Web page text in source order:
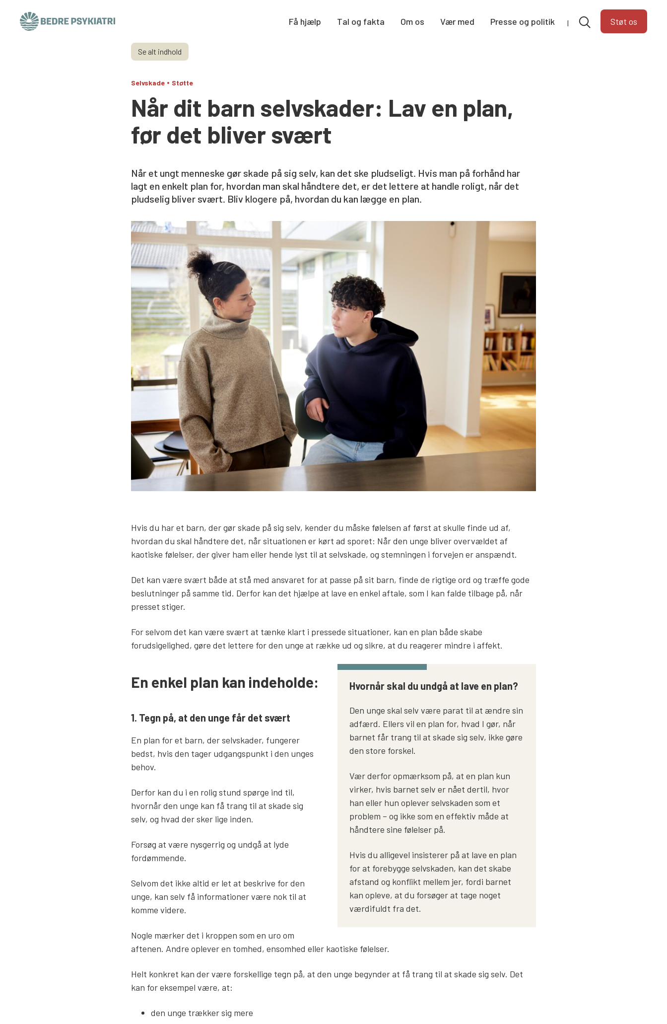
Få hjælp Tal og fakta Om os Vær med Presse og politik Støt os
Se alt indhold
Selvskade • Støtte
Når dit barn selvskader: Lav en plan,
før det bliver svært
Når et ungt menneske gør skade på sig selv, kan det ske pludseligt. Hvis man på forhånd har
lagt en enkelt plan for, hvordan man skal håndtere det, er det lettere at handle roligt, når det
pludselig bliver svært. Bliv klogere på, hvordan du kan lægge en plan.
Hvis du har et barn, der gør skade på sig selv, kender du måske følelsen af først at skulle finde ud af,
hvordan du skal håndtere det, når situationen er kørt ad sporet: Når den unge bliver overvældet af
kaotiske følelser, der giver ham eller hende lyst til at selvskade, og stemningen i forvejen er anspændt.
Det kan være svært både at stå med ansvaret for at passe på sit barn, finde de rigtige ord og træffe gode
beslutninger på samme tid. Derfor kan det hjælpe at lave en enkel aftale, som I kan falde tilbage på, når
presset stiger.
For selvom det kan være svært at tænke klart i pressede situationer, kan en plan både skabe
forudsigelighed, gøre det lettere for den unge at række ud og sikre, at du reagerer mindre i affekt.
Hvornår skal du undgå at lave en plan?
Den unge skal selv være parat til at ændre sin
adfærd. Ellers vil en plan for, hvad I gør, når
barnet får trang til at skade sig selv, ikke gøre
den store forskel.
Vær derfor opmærksom på, at en plan kun
virker, hvis barnet selv er nået dertil, hvor
han eller hun oplever selvskaden som et
problem – og ikke som en effektiv måde at
håndtere sine følelser på.
Hvis du alligevel insisterer på at lave en plan
for at forebygge selvskaden, kan det skabe
afstand og konflikt mellem jer, fordi barnet
kan opleve, at du forsøger at tage noget
værdifuldt fra det.
En enkel plan kan indeholde:
1. Tegn på, at den unge får det svært
En plan for et barn, der selvskader, fungerer
bedst, hvis den tager udgangspunkt i den unges
behov.
Derfor kan du i en rolig stund spørge ind til,
hvornår den unge kan få trang til at skade sig
selv, og hvad der sker lige inden.
Forsøg at være nysgerrig og undgå at lyde
fordømmende.
Selvom det ikke altid er let at beskrive for den
unge, kan selv få informationer være nok til at
komme videre.
Nogle mærker det i kroppen som en uro om
aftenen. Andre oplever en tomhed, ensomhed eller kaotiske følelser.
Helt konkret kan der være forskellige tegn på, at den unge begynder at få trang til at skade sig selv. Det
kan for eksempel være, at:
den unge trækker sig mere